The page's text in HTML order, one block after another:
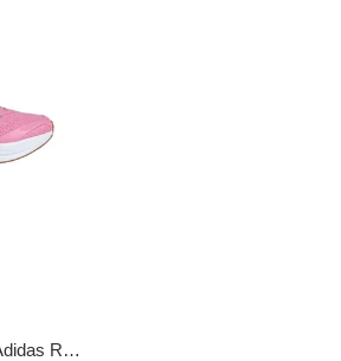
Tenis Running Rosa Adidas Runfalcon 6 Niños